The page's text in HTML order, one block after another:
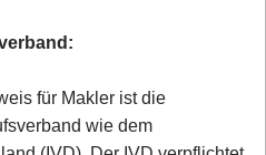
für Makler ist die
wie dem